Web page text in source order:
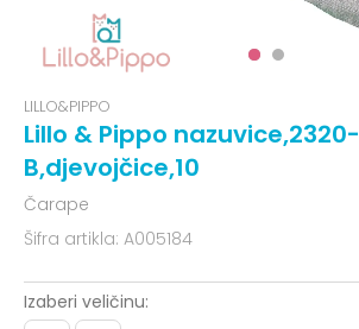
LILLO&PIPPO
Lillo & Pippo nazuvice,2320-
B,djevojčice,10
Čarape
Šifra artikla: A005184
Izaberi veličinu: